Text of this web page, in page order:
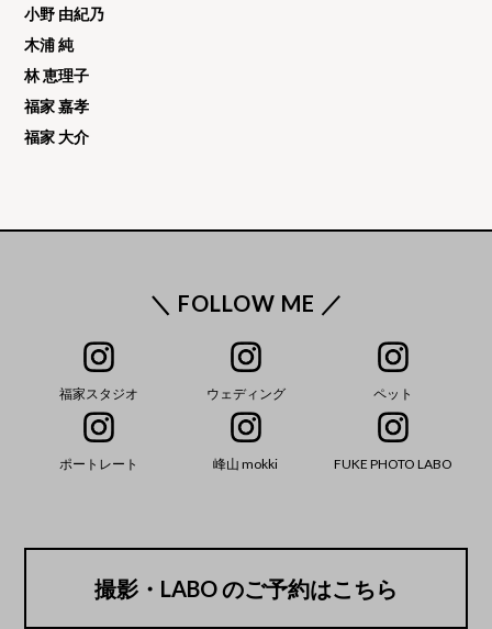
小野 由紀乃
木浦 純
林 恵理子
福家 嘉孝
福家 大介
＼ FOLLOW ME ／
福家スタジオ ウェディング ペット
ポートレート 峰山 mokki FUKE PHOTO LABO
撮影・LABO のご予約はこちら